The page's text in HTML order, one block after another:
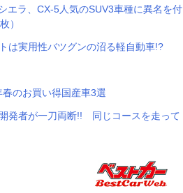
エラ、CX-5人気のSUV3車種に異名を付
）
は実用性バツグンの沼る軽自動車!?
のお買い得国産車3選
発者が一刀両断!! 同じコースを走って